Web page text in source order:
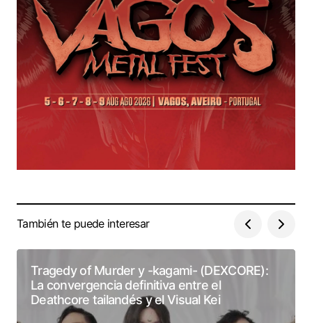
También te puede interesar
Tragedy of Murder y -kagami- (DEXCORE):
La convergencia definitiva entre el
Deathcore tailandés y el Visual Kei